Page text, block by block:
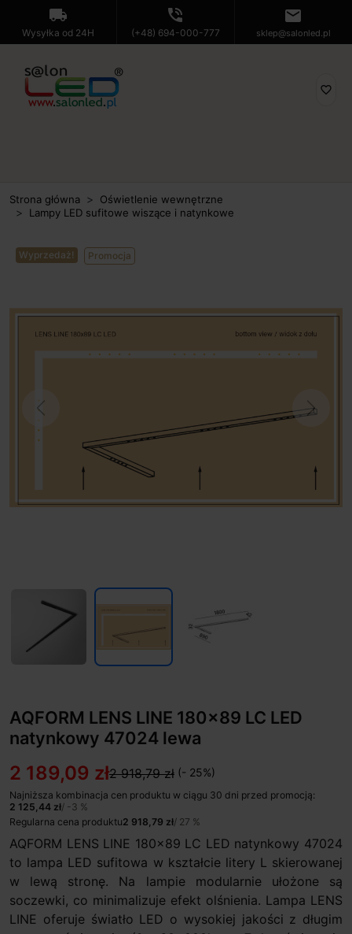
local_shipping
Wysyłka od 24H
phone_in_talk
(+48) 694-000-777
mail
sklep@salonled.pl
favorite_border
Strona główna
Oświetlenie wewnętrzne
Lampy LED sufitowe wiszące i natynkowe
Wyprzedaż! Promocja
Previous Next
AQFORM LENS LINE 180x89 LC LED
natynkowy 47024 lewa
2 189,09 zł2 918,79 zł (- 25%)
Najniższa kombinacja cen produktu w ciągu 30 dni przed promocją:
2 125,44 zł/ -3 %
Regularna cena produktu2 918,79 zł/ 27 %
AQFORM LENS LINE 180x89 LC LED natynkowy 47024
to lampa LED sufitowa w kształcie litery L skierowanej
w lewą stronę. Na lampie modularnie ułożone są
soczewki, co minimalizuje efekt olśnienia. Lampa LENS
LINE oferuje światło LED o wysokiej jakości z długim